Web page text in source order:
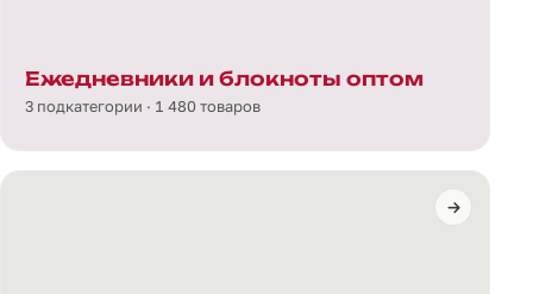
Ежедневники и блокноты оптом
3 подкатегории · 1 480 товаров